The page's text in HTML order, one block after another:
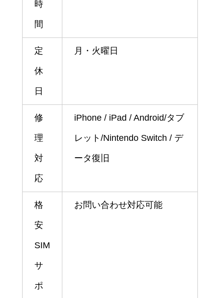
時
間
定
休
日
月・火曜日
修
理
対
応
iPhone / iPad / Android/タブ
レット/Nintendo Switch / デ
ータ復旧
格
安
SIM
サ
ポ
お問い合わせ対応可能